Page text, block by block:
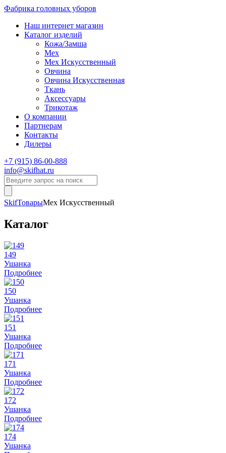
Фабрика головных уборов
Наш интернет магазин
Каталог изделий
Кожа/Замша
Мех
Мех Искусственный
Овчина
Овчина Искусственная
Ткань
Аксессуары
Трикотаж
О компании
Партнерам
Контакты
Дилеры
+7 (915) 86-00-888
info@skifhat.ru
SkifТоварыМех Искусственный
Каталог
149
Ушанка
Подробнее
150
Ушанка
Подробнее
151
Ушанка
Подробнее
171
Ушанка
Подробнее
172
Ушанка
Подробнее
174
Ушанка